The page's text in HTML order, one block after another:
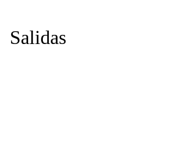
Salidas